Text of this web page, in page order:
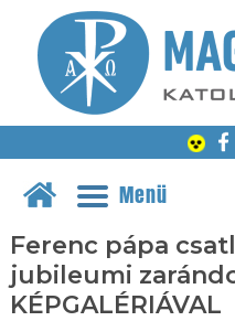
Menü
Ferenc pápa
jubileumi
KÉPGALÉRIÁVAL